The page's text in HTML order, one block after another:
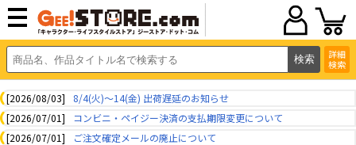
詳細
検索
[2026/08/03]
8/4(火)～14(金) 出荷遅延のお知らせ
[2026/07/01]
コンビニ・ペイジー決済の支払期限変更について
[2026/07/01]
ご注文確定メールの廃止について